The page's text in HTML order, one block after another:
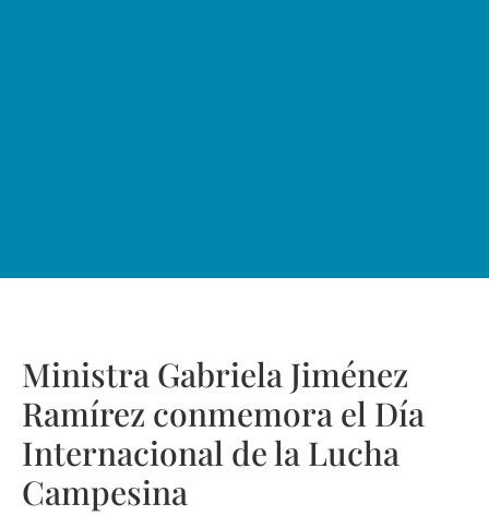
Ministra Gabriela Jiménez
Ramírez conmemora el Día
Internacional de la Lucha
Campesina